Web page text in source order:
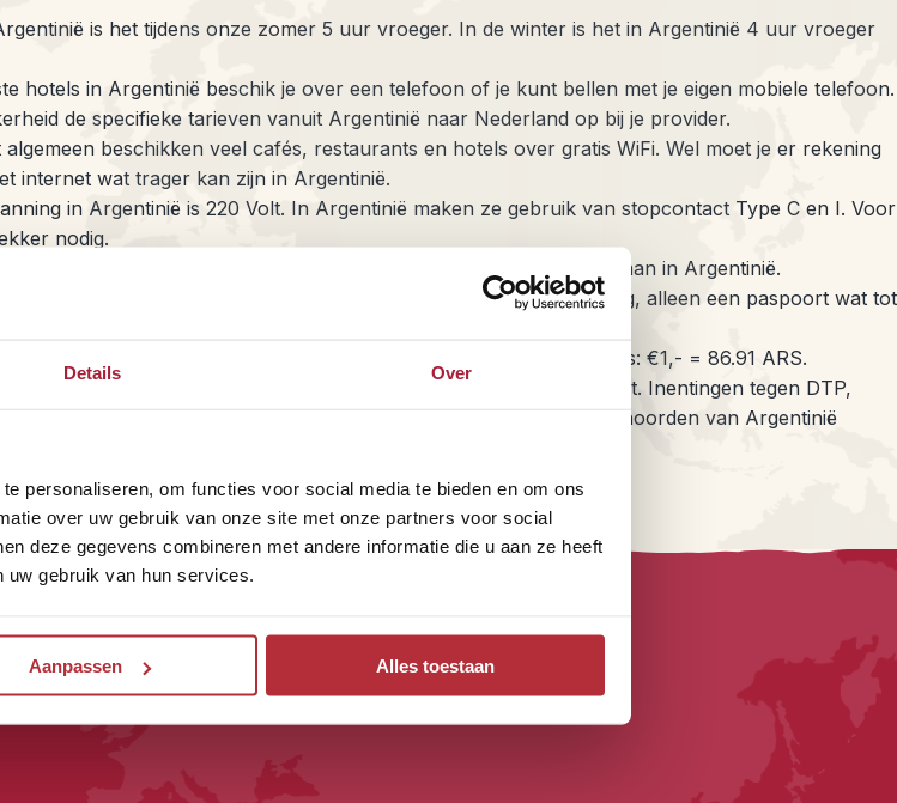
Details Over
personaliseren, om functies voor social media te bieden en om ons
over uw gebruik van onze site met onze partners voor social
deze gegevens combineren met andere informatie die u aan ze heeft
gebruik van hun services.
Aanpassen Alles toestaan
is het tijdens onze zomer 5 uur vroeger. In de winter is het in Argentinië 4 uur vroeger
hotels in Argentinië beschik je over een telefoon of je kunt bellen met je eigen mobiele telefoon.
de specifieke tarieven vanuit Argentinië naar Nederland op bij je provider.
algemeen beschikken veel cafés, restaurants en hotels over gratis WiFi. Wel moet je er rekening
internet wat trager kan zijn in Argentinië.
in Argentinië is 220 Volt. In Argentinië maken ze gebruik van stopcontact Type C en I. Voor
nodig.
van Argentinië is Spaans. Verder wordt Italiaans ook overal verstaan in Argentinië.
in Argentinië heb je als Nederlander of Belg geen visum nodig, alleen een paspoort wat tot
in Argentinië is de Argentijnse Peso. De koers in augustus 2020 is: €1,- = 86.91 ARS.
een vakantie in Argentinië zijn op dit moment geen inentingen verplicht. Inentingen tegen DTP,
Koorts worden wel aanbevolen. Voor de tropische gebieden in het noorden van Argentinië
koorts vaccinatie aanbevolen.
rondreizen Bekijk onze Argentinië-bouwstenen